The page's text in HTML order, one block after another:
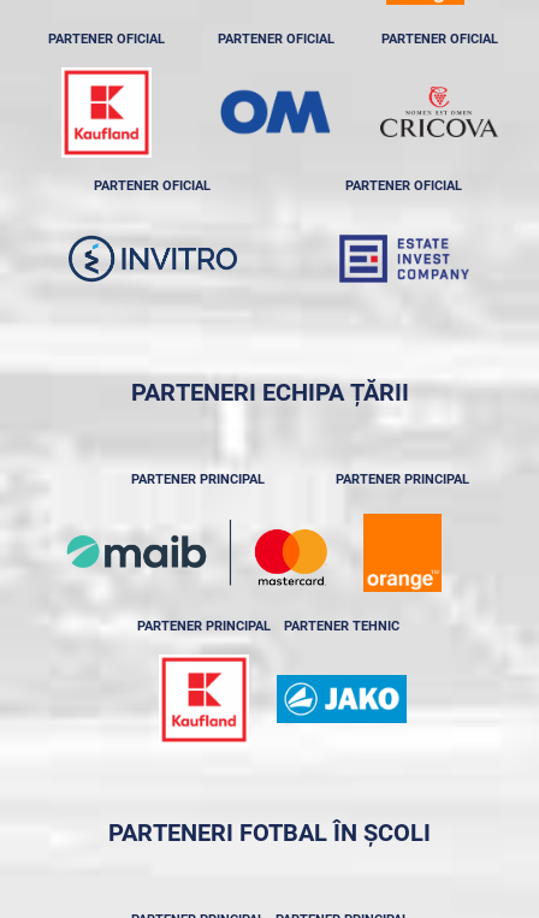
PARTENER OFICIAL PARTENER OFICIAL PARTENER OFICIAL
PARTENER OFICIAL PARTENER OFICIAL
PARTENERI ECHIPA ȚĂRII
PARTENER PRINCIPAL PARTENER PRINCIPAL
PARTENER PRINCIPAL PARTENER TEHNIC
PARTENERI FOTBAL ÎN ȘCOLI